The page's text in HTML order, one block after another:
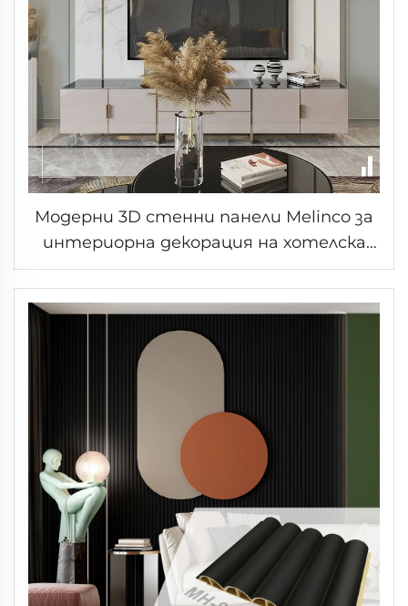
Модерни 3D стенни панели Melinco за
интериорна декорация на хотелска
вила - комплект мраморни стени